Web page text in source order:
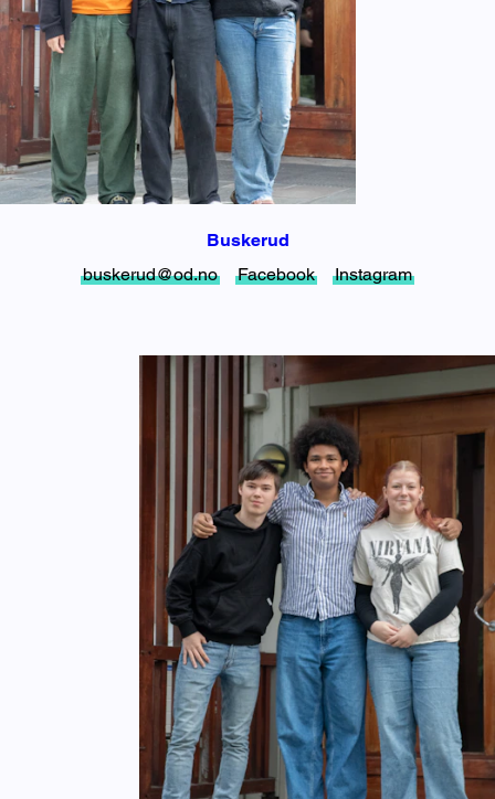
Buskerud
buskerud@od.no
Facebook Instagram